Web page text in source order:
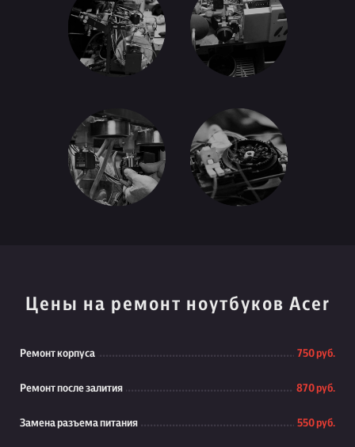
Цены на ремонт ноутбуков Acer
Ремонт корпуса 750 руб.
Ремонт после залития 870 руб.
Замена разъема питания 550 руб.